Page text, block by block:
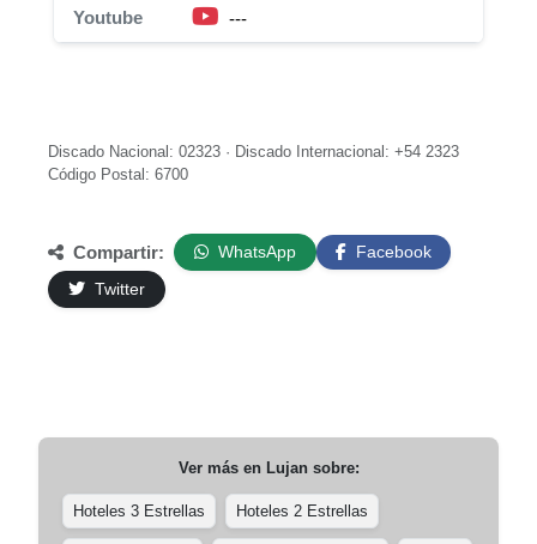
Youtube ---
Discado Nacional: 02323 · Discado Internacional: +54 2323
Código Postal: 6700
Compartir: WhatsApp
Facebook
Twitter
Ver más en Lujansobre:
Hoteles 3 Estrellas Hoteles 2 Estrellas